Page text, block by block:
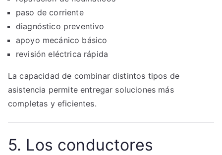
paso de corriente
diagnóstico preventivo
apoyo mecánico básico
revisión eléctrica rápida
La capacidad de combinar distintos tipos de
asistencia permite entregar soluciones más
completas y eficientes.
5. Los conductores